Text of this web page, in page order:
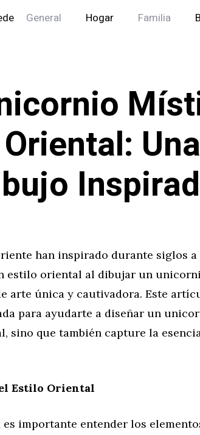
General Hogar Familia
Una
han inspirado durante siglos a
estilo oriental al dibujar un
arte única y cautivadora. Este
para ayudarte a diseñar un
sino que también capture la
Estilo Oriental
importante entender los